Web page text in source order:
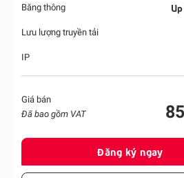
Băng thông
Lưu lượng truyền tải
IP
Giá bán
Đã bao gồm VAT
Đăng ký ngay